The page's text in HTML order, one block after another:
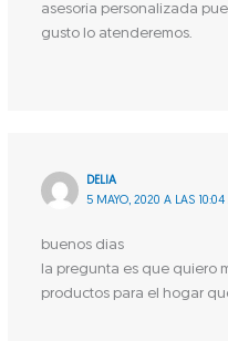
asesoría personalizada
gusto lo atenderemos.
DELIA
5 MAYO, 2020 A LAS 10:04
buenos dias
la pregunta es que quiero
productos para el hogar